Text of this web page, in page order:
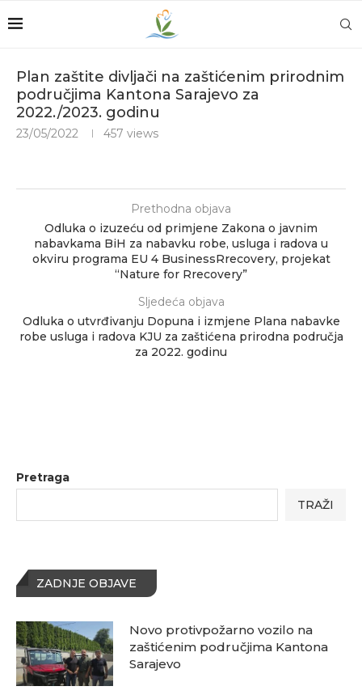
Plan zaštite divljači na zaštićenim prirodnim
područjima Kantona Sarajevo za
2022./2023. godinu
23/05/2022 457 views
Prethodna objava
Odluka o izuzeću od primjene Zakona o javnim
nabavkama BiH za nabavku robe, usluga i radova u
okviru programa EU 4 BusinessRrecovery, projekat
“Nature for Rrecovery”
Sljedeća objava
Odluka o utvrđivanju Dopuna i izmjene Plana nabavke
robe usluga i radova KJU za zaštićena prirodna područja
za 2022. godinu
Pretraga
TRAŽI
ZADNJE OBJAVE
Novo protivpožarno vozilo na
zaštićenim područjima Kantona
Sarajevo